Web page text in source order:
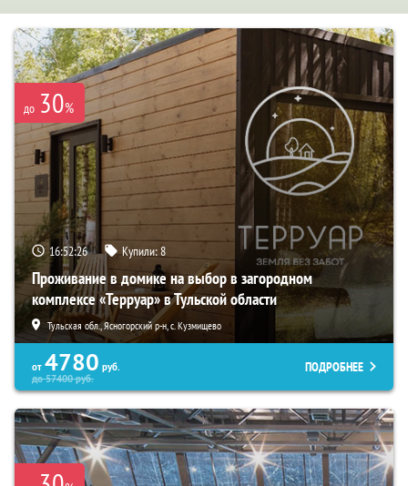
до 30%
16:52:25 Купили:8
Проживание в домике на выбор в загородном
комплексе «Терруар» в Тульской области
Тульская обл., Ясногорский р-н, с. Кузмищево
от 4780 руб.
до57400руб.
ПОДРОБНЕЕ